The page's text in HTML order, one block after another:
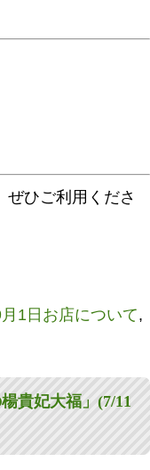
ぜひご利用くださ
1日 カ
ゴ
リ
お店について,
貴妃大福」(7/11